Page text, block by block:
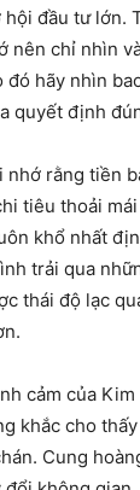
đầu tư lớn.
nên chỉ nhìn
đó hãy nhìn
quyết định
nhớ rằng tiền
tiêu thoải
khổ nhất
trải qua
thái độ lạc
cảm của
khắc cho
Cung